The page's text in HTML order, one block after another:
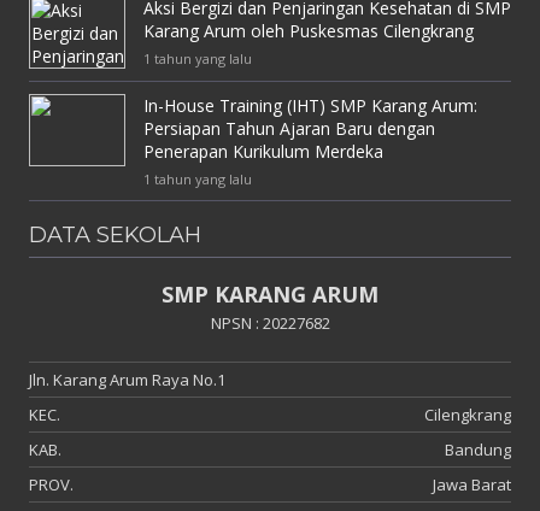
Aksi Bergizi dan Penjaringan Kesehatan di SMP
Karang Arum oleh Puskesmas Cilengkrang
1 tahun yang lalu
In-House Training (IHT) SMP Karang Arum:
Persiapan Tahun Ajaran Baru dengan
Penerapan Kurikulum Merdeka
1 tahun yang lalu
DATA SEKOLAH
SMP KARANG ARUM
NPSN : 20227682
Jln. Karang Arum Raya No.1
KEC.
Cilengkrang
KAB.
Bandung
PROV.
Jawa Barat